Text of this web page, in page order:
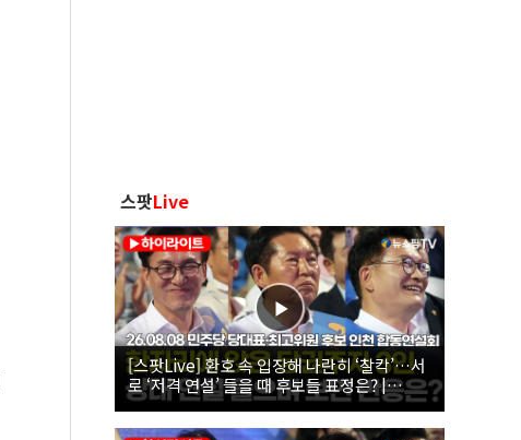
스팟Live
[스팟Live] 환호 속 입장해 나란히 ‘찰칵’…서
로 ‘저격 연설’ 들을 때 후보들 표정은? |
26.08.08 더불어민주당 당대표·최고위원 후
보 인천 합동연설회